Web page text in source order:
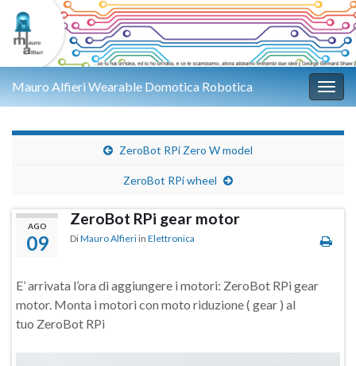
Mauro Alfieri Wearable Domotica Robotica
ZeroBot RPi Zero W model
ZeroBot RPi wheel
AGO
09
ZeroBot RPi gear motor
DiMauro Alfieri in Elettronica
E’ arrivata l’ora di aggiungere i motori: ZeroBot RPi gear
motor. Monta i motori con moto riduzione ( gear ) al
tuo ZeroBot RPi